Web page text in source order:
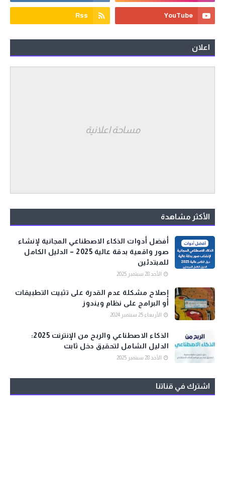
اعلان
مساحة اعلانية
الأكثر مشاهدة
أفضل أدوات الذكاء الاصطناعي المجانية لإنشاء
صور واقعية بدقة عالية 2025 – الدليل الكامل
للمبتدئين
الأحد 28 سبتمبر 2025
إصلاح مشكلة عدم القدرة على تثبيت التطبيقات
أو البرامج على نظام ويندوز
الأربعاء 25 سبتمبر 2024
الذكاء الاصطناعي والربح من الإنترنت 2025:
الدليل الشامل لتحقيق دخل ثابت
الأحد 28 سبتمبر 2025
اشترك في قناتنا